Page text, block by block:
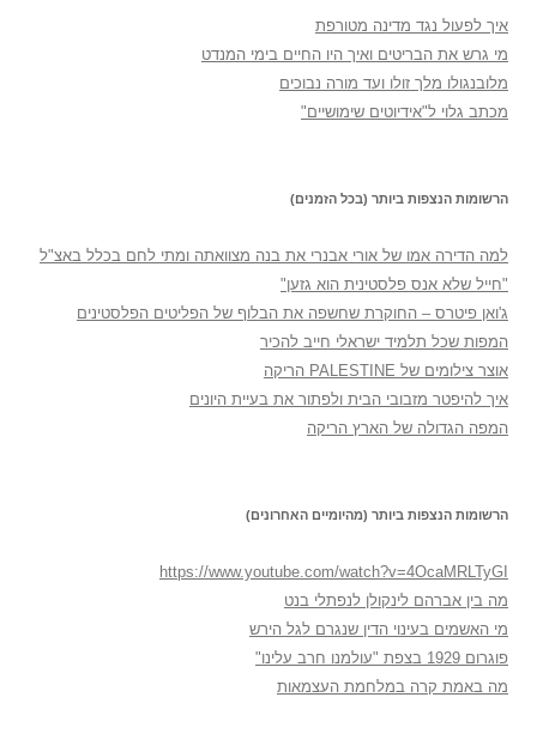
איך לפעול נגד מדינה מטורפת
מי גרש את הבריטים ואיך היו החיים בימי המנדט
מלובנגולו מלך זולו ועד מורה נבוכים
מכתב גלוי ל"אידיוטים שימושיים"
הרשומות הנצפות ביותר (בכל הזמנים)
למה הדירה אמו של אורי אבנרי את בנה מצוואתה ומתי לחם בכלל באצ"ל
"חייל שלא אנס פלסטינית הוא גזען"
ג'ואן פיטרס – החוקרת שחשפה את הבלוף של הפליטים הפלסטינים
המפות שכל תלמיד ישראלי חייב להכיר
אוצר צילומים של PALESTINE הריקה
איך להיפטר מזבובי הבית ולפתור את בעיית היונים
המפה הגדולה של הארץ הריקה
הרשומות הנצפות ביותר (מהיומיים האחרונים)
https://www.youtube.com/watch?v=4OcaMRLTyGI
מה בין אברהם לינקולן לנפתלי בנט
מי האשמים בעינוי הדין שנגרם לגל הירש
פוגרום 1929 בצפת "עולמנו חרב עלינו"
מה באמת קרה במלחמת העצמאות